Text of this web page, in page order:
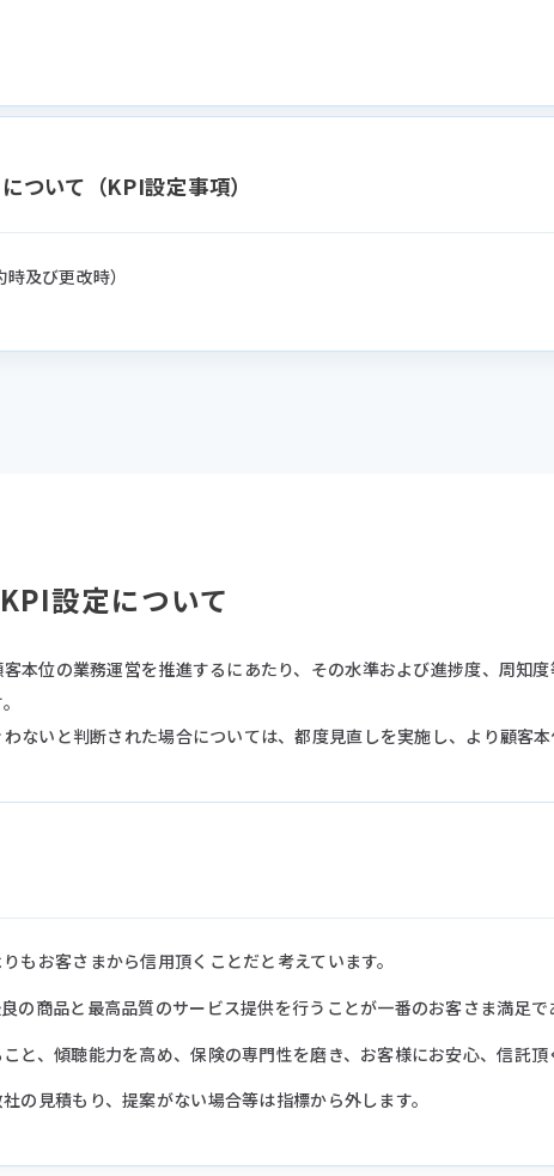
ついて（KPI設定事項）
及び更改時）
設定について
本位の業務運営を推進するにあたり、その水準および進捗度、周知
ないと判断された場合については、都度見直しを実施し、より顧客
もお客さまから信用頂くことだと考えています。
の商品と最高品質のサービス提供を行うことが一番のお客さま満足で
と、傾聴能力を高め、保険の専門性を磨き、お客様にお安心、信託頂
の見積もり、提案がない場合等は指標から外します。